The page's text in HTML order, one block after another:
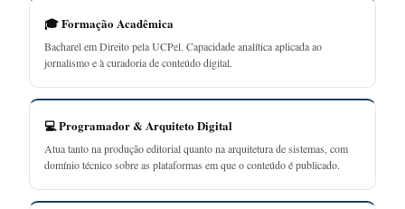
🎓 Formação Acadêmica
Bacharel em Direito pela UCPel. Capacidade analítica aplicada ao
jornalismo e à curadoria de conteúdo digital.
💻 Programador & Arquiteto Digital
Atua tanto na produção editorial quanto na arquitetura de sistemas, com
domínio técnico sobre as plataformas em que o conteúdo é publicado.